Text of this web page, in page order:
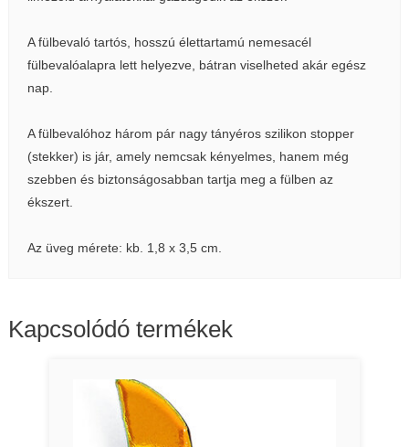
A fülbevaló tartós, hosszú élettartamú nemesacél
fülbevalóalapra lett helyezve, bátran viselheted akár egész
nap.
A fülbevalóhoz három pár nagy tányéros szilikon stopper
(stekker) is jár, amely nemcsak kényelmes, hanem még
szebben és biztonságosabban tartja meg a fülben az
ékszert.
Az üveg mérete: kb. 1,8 x 3,5 cm.
Kapcsolódó termékek